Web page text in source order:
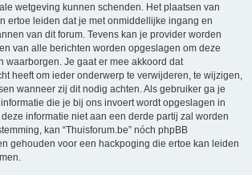
wetgeving kunnen schenden. Het plaatsen van
ertoe leiden dat je met onmiddellijke ingang en
van dit forum. Tevens kan je provider worden
van alle berichten worden opgeslagen om deze
waarborgen. Je gaat er mee akkoord dat
heeft om ieder onderwerp te verwijderen, te wijzigen,
wanneer zij dit nodig achten. Als gebruiker ga je
die je bij ons invoert wordt opgeslagen in
informatie niet aan een derde partij zal worden
kan “Thuisforum.be” nóch phpBB
gehouden voor een hackpoging die ertoe kan leiden